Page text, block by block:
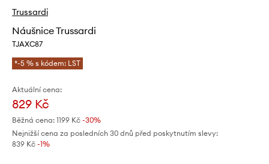
Trussardi
Náušnice Trussardi
TJAXC87
*-5 % s kódem: LST
Aktuální cena:
829 Kč
Běžná cena: 1199 Kč -30%
Nejnižší cena za posledních 30 dnů před poskytnutím slevy:
839 Kč -1%